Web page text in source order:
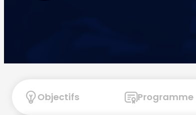
Objectifs Programme